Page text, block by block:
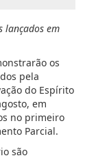
lançados em
os
pela
do Espírito
em
no primeiro
Parcial.
são